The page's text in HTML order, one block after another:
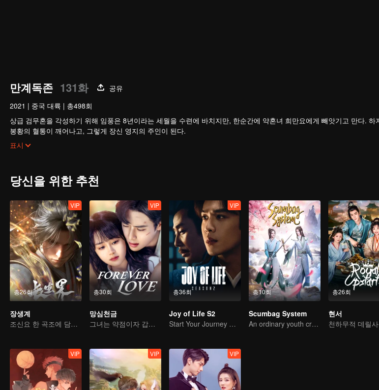
만계독존 131화
공유
2021 | 중국 대륙 | 총498회
상급 검무혼을 각성하기 위해 임풍은 8년이라는 세월을 수련에 바치지만, 한순간에 약혼녀 희만요에게 빼앗기고 만다. 하
봉황의 혈통이 깨어나고, 그렇게 장신 영지의 주인이 된다.
한편 검무혼을 잃었다는 이유로 임가의 눈엣가시로 전락한 그는 다행히 여동생과 할아버지 덕분에 자신감을 회복하고, 세
겹겹의 시련을 헤쳐 나가며 만인의 존경을 받는 무도의 최강자로 거듭난다.
표시
당신을 위한 추천
총26회
VIP
장생계
조신요 한 곡조에 담아내는 피와 눈물
총30회
VIP
망심천금
그녀는 약점이자 갑옷이다
총36회
VIP
Joy of Life S2
Start Your Journey With Fan Xian Again
총10회
Scumbag System
An ordinary youth crossing as a villain into the book and abusing the hero!
총26회
현서
천하무적 데릴
VIP VIP VIP